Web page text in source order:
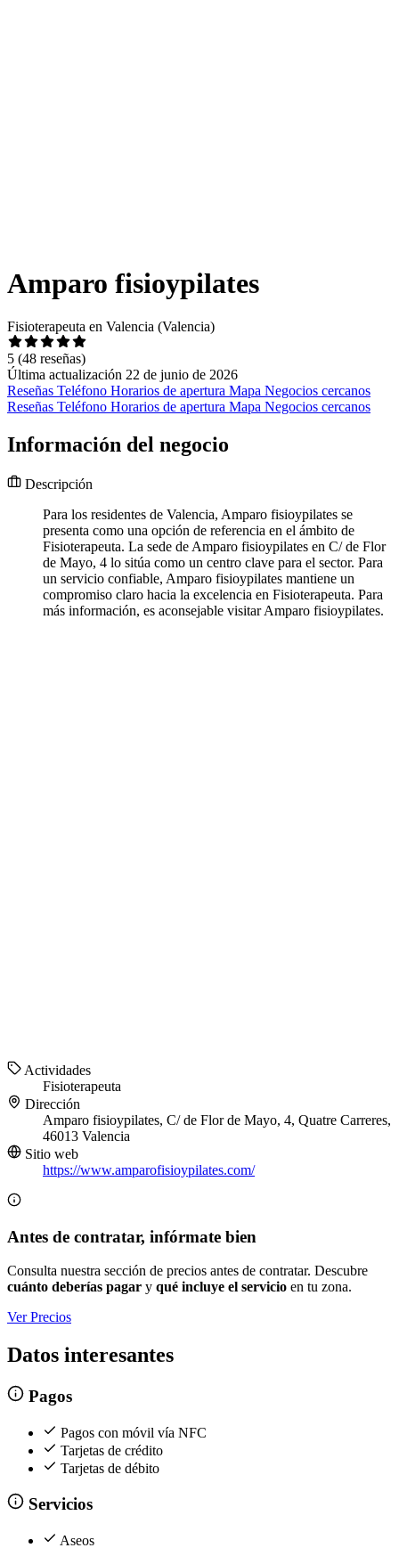
Amparo fisioypilates
Fisioterapeuta en Valencia (Valencia)
5 (48 reseñas)
Última actualización 22 de junio de 2026
Reseñas Teléfono Horarios de apertura Mapa Negocios cercanos
Reseñas Teléfono Horarios de apertura Mapa Negocios cercanos
Información del negocio
Descripción
Para los residentes de Valencia, Amparo fisioypilates se
presenta como una opción de referencia en el ámbito de
Fisioterapeuta. La sede de Amparo fisioypilates en C/ de Flor
de Mayo, 4 lo sitúa como un centro clave para el sector. Para
un servicio confiable, Amparo fisioypilates mantiene un
compromiso claro hacia la excelencia en Fisioterapeuta. Para
más información, es aconsejable visitar Amparo fisioypilates.
Actividades
Fisioterapeuta
Dirección
Amparo fisioypilates, C/ de Flor de Mayo, 4, Quatre Carreres,
46013 Valencia
Sitio web
https://www.amparofisioypilates.com/
Antes de contratar, infórmate bien
Consulta nuestra sección de precios antes de contratar. Descubre
cuánto deberías pagar y qué incluye el servicio en tu zona.
Ver Precios
Datos interesantes
Pagos
Pagos con móvil vía NFC
Tarjetas de crédito
Tarjetas de débito
Servicios
Aseos